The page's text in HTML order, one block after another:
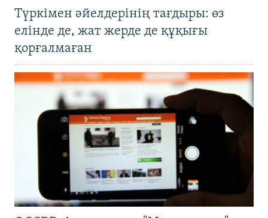
Түркімен әйелдерінің тағдыры: өз
елінде де, жат жерде де құқығы
қорғалмаған